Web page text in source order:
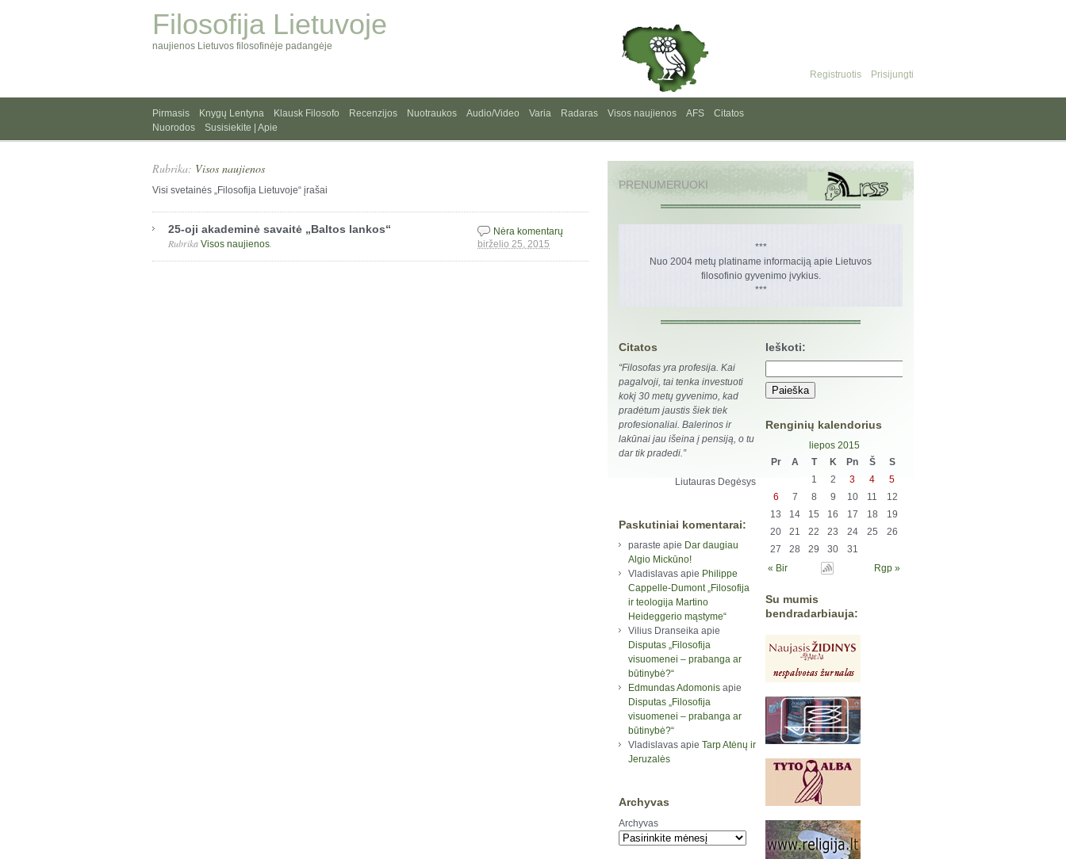
Filosofija Lietuvoje
naujienos Lietuvos filosofinėje padangėje
Prisijungti
Registruotis
Pirmasis Knygų Lentyna Klausk Filosofo Recenzijos Nuotraukos Audio/Video Varia Radaras Visos naujienos AFS
Citatos
Nuorodos
Susisiekite | Apie
Rubrika: Visos naujienos
Visi svetainės „Filosofija Lietuvoje“ įrašai
25-oji akademinė savaitė „Baltos lankos“
birželio 25, 2015
Rubrika Visos naujienos
Nėra komentarų
PRENUMERUOKI
***
Nuo 2004 metų platiname informaciją apie Lietuvos
filosofinio gyvenimo įvykius.
***
Citatos
“Filosofas yra profesija. Kai
pagalvoji, tai tenka investuoti
kokį 30 metų gyvenimo, kad
pradėtum jaustis šiek tiek
profesionaliai. Balerinos ir
lakūnai jau išeina į pensiją, o tu
dar tik pradedi.”
Liutauras Degėsys
Paskutiniai komentarai:
paraste apie Dar daugiau
Algio Mickūno!
Vladislavas apie Philippe
Cappelle-Dumont „Filosofija
ir teologija Martino
Heideggerio mąstyme“
Vilius Dranseika apie
Disputas „Filosofija
visuomenei – prabanga ar
būtinybė?“
Edmundas Adomonis apie
Disputas „Filosofija
visuomenei – prabanga ar
būtinybė?“
Vladislavas apie Tarp Atėnų ir
Jeruzalės
Archyvas
Archyvas
Ieškoti:
Renginių kalendorius
liepos 2015
Pr
A T K Pn Š
S
1
2 3 4
5
6
7 8 9 10 11
12
13
14 15 16 17 18
19
20
21 22 23 24 25
26
27
28 29 30
31
« Bir
Rgp »
Su mumis
bendradarbiauja: